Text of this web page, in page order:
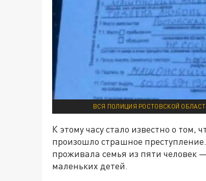
ВСЯ ПОЛИЦИЯ РОСТОВСКОЙ
К этому часу стало известно о том,
произошло страшное
проживала семья из пяти человек
маленьких детей.